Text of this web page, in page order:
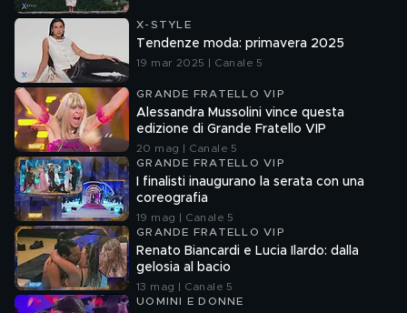
X-STYLE
Tendenze moda: primavera 2025
19 mar 2025 | Canale 5
GRANDE FRATELLO VIP
Alessandra Mussolini vince questa
edizione di Grande Fratello VIP
20 mag | Canale 5
GRANDE FRATELLO VIP
I finalisti inaugurano la serata con una
coreografia
19 mag | Canale 5
GRANDE FRATELLO VIP
Renato Biancardi e Lucia Ilardo: dalla
gelosia al bacio
13 mag | Canale 5
UOMINI E DONNE